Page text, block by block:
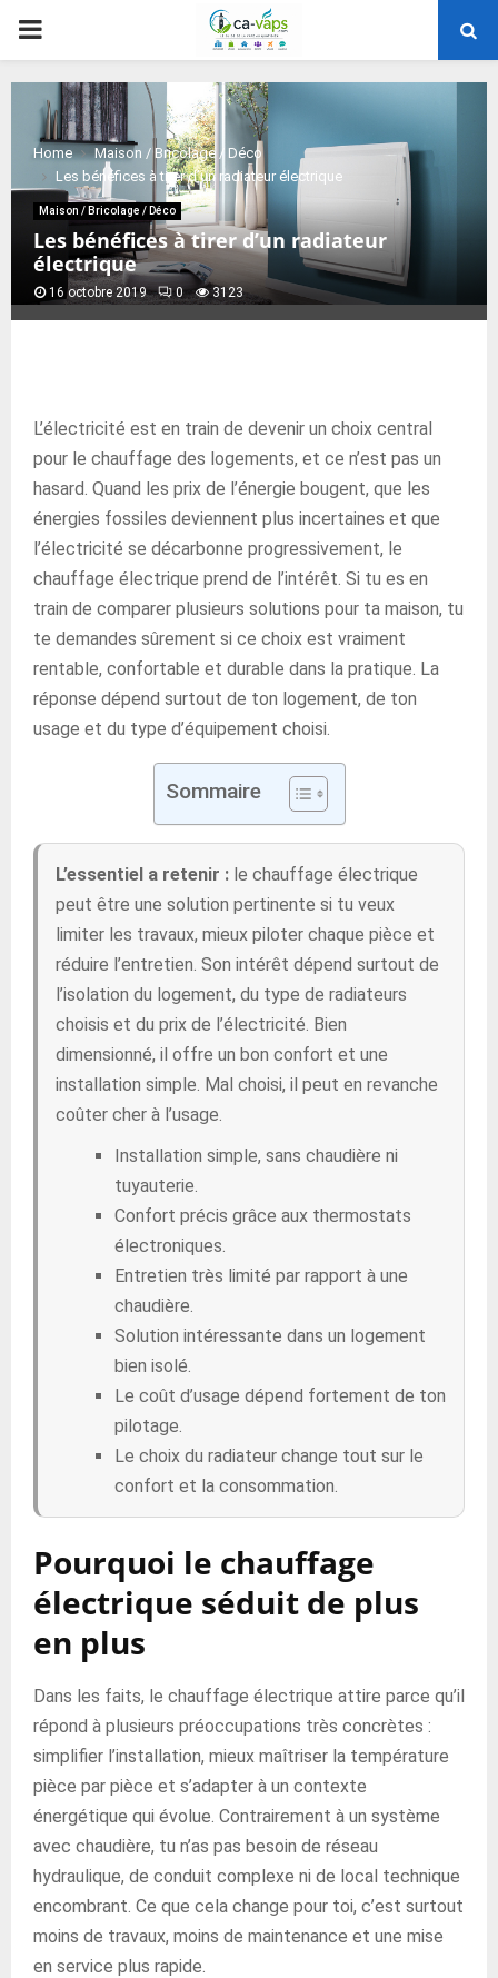
PRIMARY
MENU
Home
Maison / Bricolage / Déco
Les bénéfices à tirer d’un radiateur électrique
Maison / Bricolage / Déco
Les bénéfices à tirer d’un radiateur
électrique
16 octobre 2019 0 3123
L’électricité est en train de devenir un choix central
pour le chauffage des logements, et ce n’est pas un
hasard. Quand les prix de l’énergie bougent, que les
énergies fossiles deviennent plus incertaines et que
l’électricité se décarbonne progressivement, le
chauffage électrique prend de l’intérêt. Si tu es en
train de comparer plusieurs solutions pour ta maison, tu
te demandes sûrement si ce choix est vraiment
rentable, confortable et durable dans la pratique. La
réponse dépend surtout de ton logement, de ton
usage et du type d’équipement choisi.
Sommaire
L’essentiel a retenir : le chauffage électrique
peut être une solution pertinente si tu veux
limiter les travaux, mieux piloter chaque pièce et
réduire l’entretien. Son intérêt dépend surtout de
l’isolation du logement, du type de radiateurs
choisis et du prix de l’électricité. Bien
dimensionné, il offre un bon confort et une
installation simple. Mal choisi, il peut en revanche
coûter cher à l’usage.
Installation simple, sans chaudière ni
tuyauterie.
Confort précis grâce aux thermostats
électroniques.
Entretien très limité par rapport à une
chaudière.
Solution intéressante dans un logement
bien isolé.
Le coût d’usage dépend fortement de ton
pilotage.
Le choix du radiateur change tout sur le
confort et la consommation.
Pourquoi le chauffage
électrique séduit de plus
en plus
Dans les faits, le chauffage électrique attire parce qu’il
répond à plusieurs préoccupations très concrètes :
simplifier l’installation, mieux maîtriser la température
pièce par pièce et s’adapter à un contexte
énergétique qui évolue. Contrairement à un système
avec chaudière, tu n’as pas besoin de réseau
hydraulique, de conduit complexe ni de local technique
encombrant. Ce que cela change pour toi, c’est surtout
moins de travaux, moins de maintenance et une mise
en service plus rapide.